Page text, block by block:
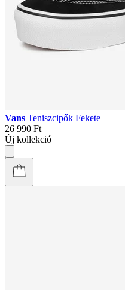
Vans Teniszcipők Fekete
26 990 Ft
Új kollekció